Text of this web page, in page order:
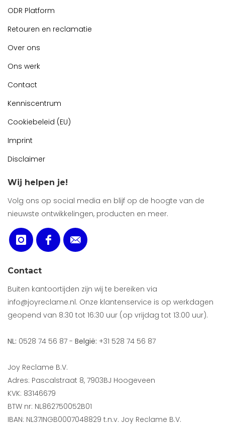
ODR Platform
Retouren en reclamatie
Over ons
Ons werk
Contact
Kenniscentrum
Cookiebeleid (EU)
Imprint
Disclaimer
Wij helpen je!
Volg ons op social media en blijf op de hoogte van de
nieuwste ontwikkelingen, producten en meer.
Contact
Buiten kantoortijden zijn wij te bereiken via
info@joyreclame.nl. Onze klantenservice is op werkdagen
geopend van 8:30 tot 16:30 uur (op vrijdag tot 13:00 uur).
NL: 0528 74 56 87 - België: +31 528 74 56 87
Joy Reclame B.V.
Adres: Pascalstraat 8, 7903BJ Hoogeveen
KVK: 83146679
BTW nr: NL862750052B01
IBAN: NL37INGB0007048829 t.n.v. Joy Reclame B.V.